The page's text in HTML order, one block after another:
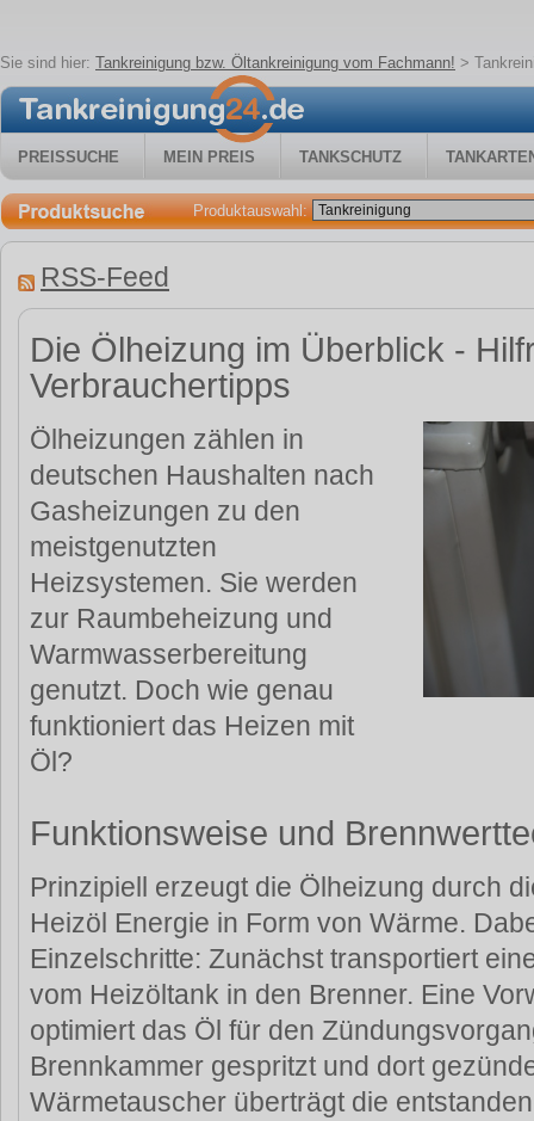
Sie sind hier: Tankreinigung bzw. Öltankreinigung vom Fachmann! >
PREISSUCHE MEIN PREIS TANKSCHUTZ
Produktauswahl:
RSS-Feed
Die Ölheizung im Überblick -
Verbrauchertipps
Ölheizungen zählen in
deutschen Haushalten nach
Gasheizungen zu den
meistgenutzten
Heizsystemen. Sie werden
zur Raumbeheizung und
Warmwasserbereitung
genutzt. Doch wie genau
funktioniert das Heizen mit
Öl?
Funktionsweise und
Prinzipiell erzeugt die Ölheizung durch
Heizöl Energie in Form von Wärme.
Einzelschritte: Zunächst transportiert
vom Heizöltank in den Brenner. Eine
optimiert das Öl für den
Brennkammer gespritzt und dort
Wärmetauscher überträgt die